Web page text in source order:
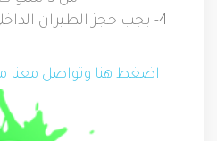
4-
يجب حجز الطيران
اضغط هنا وتواصل معنا